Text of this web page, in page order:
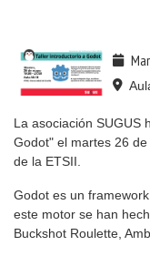
La asociación SUGUS
Godot" el martes 26
de la ETSII.
Godot es un
este motor se han
Buckshot Roulette,